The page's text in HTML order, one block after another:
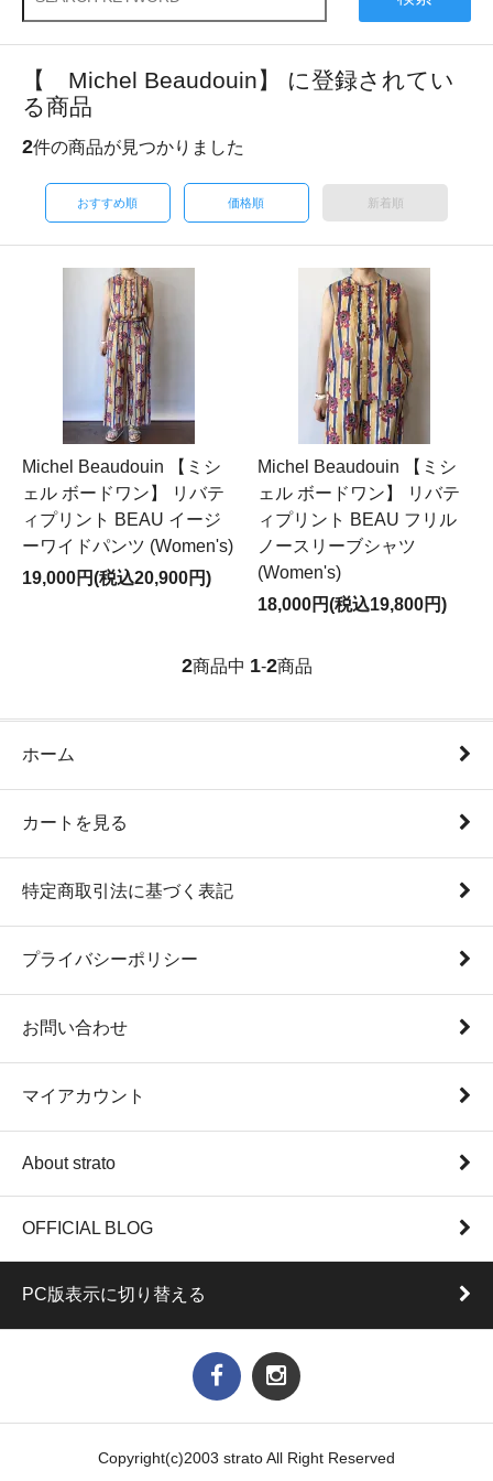
【 Michel Beaudouin】 に登録されてい
る商品
2件の商品が見つかりました
おすすめ順 価格順 新着順
Michel Beaudouin 【ミシ
ェル ボードワン】 リバテ
ィプリント BEAU イージ
ーワイドパンツ (Women's)
19,000円(税込20,900円)
Michel Beaudouin 【ミシ
ェル ボードワン】 リバテ
ィプリント BEAU フリル
ノースリーブシャツ
(Women's)
18,000円(税込19,800円)
2商品中 1-2商品
ホーム
カートを見る
特定商取引法に基づく表記
プライバシーポリシー
お問い合わせ
マイアカウント
About strato
OFFICIAL BLOG
PC版表示に切り替える
Copyright(c)2003 strato All Right Reserved